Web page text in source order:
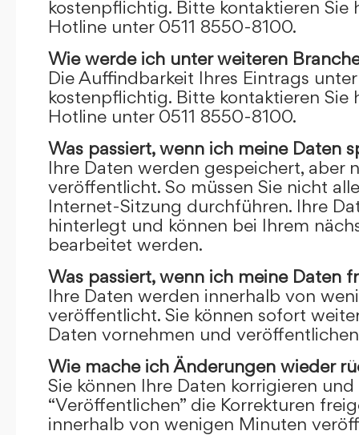
kostenpflichtig. Bitte kontaktieren Sie
Hotline unter 0511 8550-8100.
Wie werde ich unter weiteren
Die Auffindbarkeit Ihres Eintrags
kostenpflichtig. Bitte kontaktieren Sie
Hotline unter 0511 8550-8100.
Was passiert, wenn ich meine Daten
Ihre Daten werden gespeichert, aber
veröffentlicht. So müssen Sie nicht
Internet-Sitzung durchführen. Ihre
hinterlegt und können bei Ihrem
bearbeitet werden.
Was passiert, wenn ich meine Daten
Ihre Daten werden innerhalb von
veröffentlicht. Sie können sofort
Daten vornehmen und
Wie mache ich Änderungen wieder
Sie können Ihre Daten korrigieren
“Veröffentlichen” die Korrekturen
innerhalb von wenigen Minuten